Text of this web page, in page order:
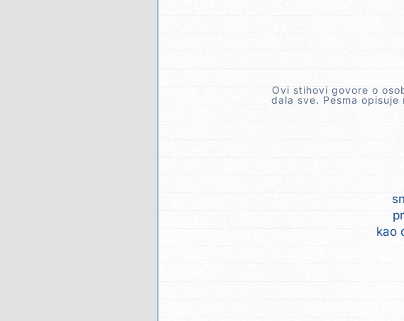
Ovi stihovi govore o
dala sve. Pesma
kao